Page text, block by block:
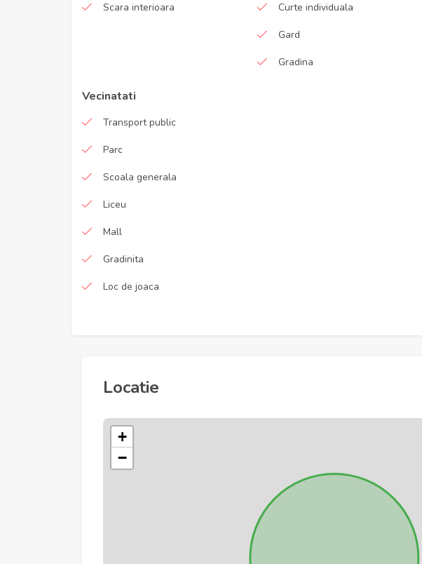
Scara interioara Curte individuala
Gard
Gradina
Vecinatati
Transport public
Parc
Scoala generala
Liceu
Mall
Gradinita
Loc de joaca
Locatie
+
−